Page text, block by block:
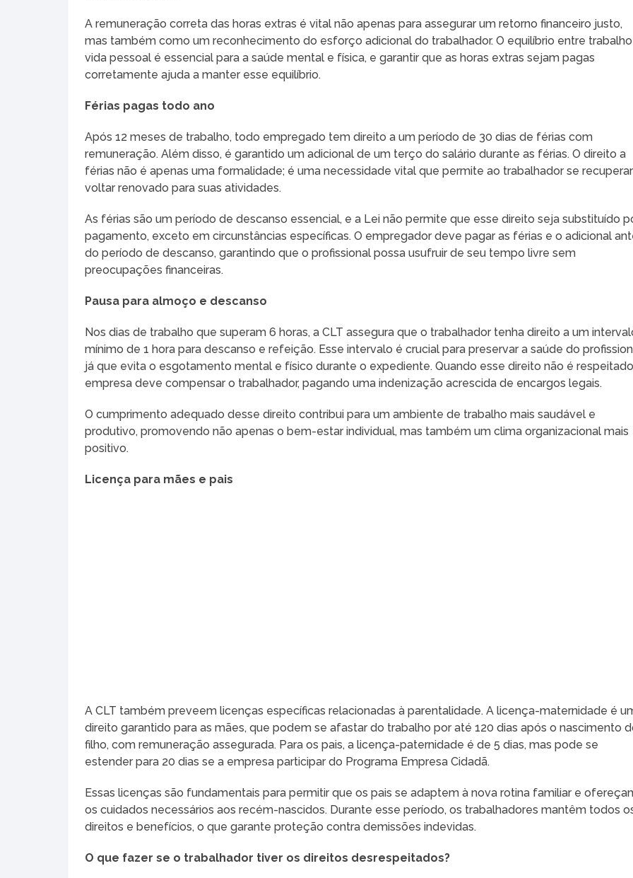
A remuneração correta das horas extras é vital não apenas para assegurar um retorno financeiro justo,
mas também como um reconhecimento do esforço adicional do trabalhador. O equilíbrio entre
vida pessoal é essencial para a saúde mental e física, e garantir que as horas extras sejam pagas
corretamente ajuda a manter esse equilíbrio.
Férias pagas todo ano
Após 12 meses de trabalho, todo empregado tem direito a um período de 30 dias de férias com
remuneração. Além disso, é garantido um adicional de um terço do salário durante as férias. O direito a
férias não é apenas uma formalidade; é uma necessidade vital que permite ao trabalhador se
voltar renovado para suas atividades.
As férias são um período de descanso essencial, e a Lei não permite que esse direito seja substituído
pagamento, exceto em circunstâncias específicas. O empregador deve pagar as férias e o adicional
do período de descanso, garantindo que o profissional possa usufruir de seu tempo livre sem
preocupações financeiras.
Pausa para almoço e descanso
Nos dias de trabalho que superam 6 horas, a CLT assegura que o trabalhador tenha direito a um
mínimo de 1 hora para descanso e refeição. Esse intervalo é crucial para preservar a saúde do
já que evita o esgotamento mental e físico durante o expediente. Quando esse direito não é
empresa deve compensar o trabalhador, pagando uma indenização acrescida de encargos legais.
O cumprimento adequado desse direito contribui para um ambiente de trabalho mais saudável e
produtivo, promovendo não apenas o bem-estar individual, mas também um clima organizacional mais
positivo.
Licença para mães e pais
A CLT também preveem licenças específicas relacionadas à parentalidade. A licença-maternidade é
direito garantido para as mães, que podem se afastar do trabalho por até 120 dias após o nascimento
filho, com remuneração assegurada. Para os pais, a licença-paternidade é de 5 dias, mas pode se
estender para 20 dias se a empresa participar do Programa Empresa Cidadã.
Essas licenças são fundamentais para permitir que os pais se adaptem à nova rotina familiar e
os cuidados necessários aos recém-nascidos. Durante esse período, os trabalhadores mantêm todos
direitos e benefícios, o que garante proteção contra demissões indevidas.
O que fazer se o trabalhador tiver os direitos desrespeitados?